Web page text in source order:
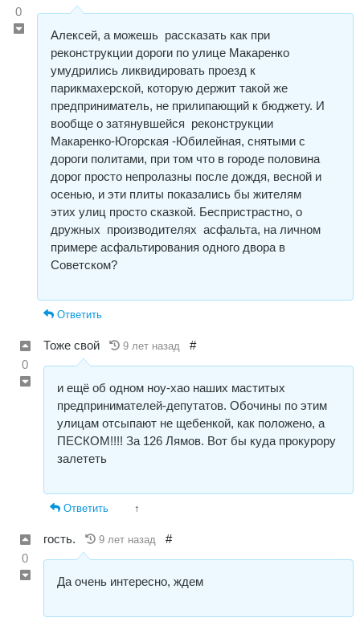
0
Алексей, а можешь рассказать как при
реконструкции дороги по улице Макаренко
умудрились ликвидировать проезд к
парикмахерской, которую держит такой же
предприниматель, не прилипающий к бюджету. И
вообще о затянувшейся реконструкции
Макаренко-Югорская -Юбилейная, снятыми с
дороги политами, при том что в городе половина
дорог просто непролазны после дождя, весной и
осенью, и эти плиты показались бы жителям
этих улиц просто сказкой. Беспристрастно, о
дружных производителях асфальта, на личном
примере асфальтирования одного двора в
Советском?
Ответить
0
Тоже свой 9 лет назад #
и ещё об одном ноу-хао наших маститых
предпринимателей-депутатов. Обочины по этим
улицам отсыпают не щебенкой, как положено, а
ПЕСКОМ!!!! За 126 Лямов. Вот бы куда прокурору
залететь
Ответить ↑
0
гость. 9 лет назад #
Да очень интересно, ждем